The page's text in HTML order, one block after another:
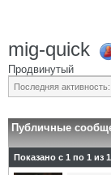
mig-quick
Продвинутый
Последняя активность:
Публичные
Показано с 1 по 1 из 1